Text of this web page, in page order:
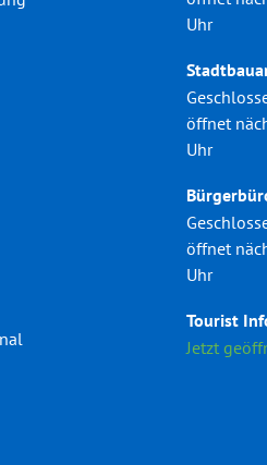
Uhr
Klicken,
öffnet
Uhr
Klicken,
öffnet
Uhr
Tourist
Klicken,
Jetzt